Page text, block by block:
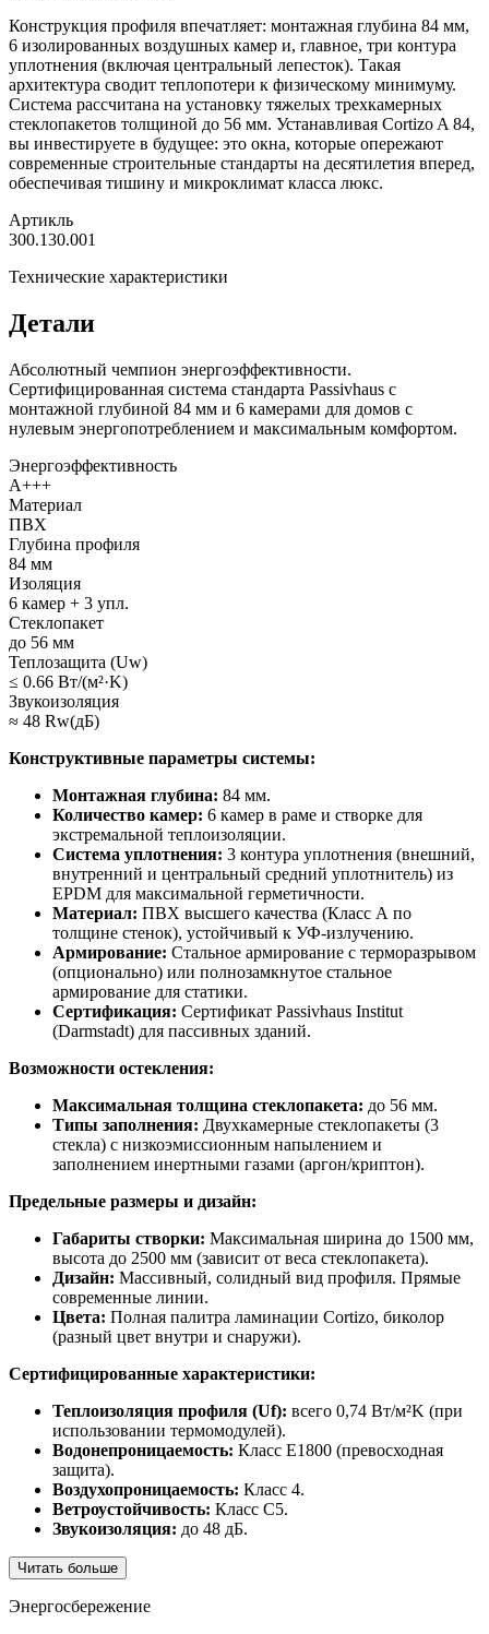
Конструкция профиля впечатляет: монтажная глубина 84 мм,
6 изолированных воздушных камер и, главное, три контура
уплотнения (включая центральный лепесток). Такая
архитектура сводит теплопотери к физическому минимуму.
Система рассчитана на установку тяжелых трехкамерных
стеклопакетов толщиной до 56 мм. Устанавливая Cortizo A 84,
вы инвестируете в будущее: это окна, которые опережают
современные строительные стандарты на десятилетия вперед,
обеспечивая тишину и микроклимат класса люкс.
Артикль
300.130.001
Технические характеристики
Детали
Абсолютный чемпион энергоэффективности.
Сертифицированная система стандарта Passivhaus с
монтажной глубиной 84 мм и 6 камерами для домов с
нулевым энергопотреблением и максимальным комфортом.
Энергоэффективность
A+++
Материал
ПВХ
Глубина профиля
84 мм
Изоляция
6 камер + 3 упл.
Стеклопакет
до 56 мм
Теплозащита (Uw)
≤ 0.66 Вт/(м²·K)
Звукоизоляция
≈ 48 Rw(дБ)
Конструктивные параметры системы:
Монтажная глубина: 84 мм.
Количество камер: 6 камер в раме и створке для
экстремальной теплоизоляции.
Система уплотнения: 3 контура уплотнения (внешний,
внутренний и центральный средний уплотнитель) из
EPDM для максимальной герметичности.
Материал: ПВХ высшего качества (Класс А по
толщине стенок), устойчивый к УФ-излучению.
Армирование: Стальное армирование с терморазрывом
(опционально) или полнозамкнутое стальное
армирование для статики.
Сертификация: Сертификат Passivhaus Institut
(Darmstadt) для пассивных зданий.
Возможности остекления:
Максимальная толщина стеклопакета: до 56 мм.
Типы заполнения: Двухкамерные стеклопакеты (3
стекла) с низкоэмиссионным напылением и
заполнением инертными газами (аргон/криптон).
Предельные размеры и дизайн:
Габариты створки: Максимальная ширина до 1500 мм,
высота до 2500 мм (зависит от веса стеклопакета).
Дизайн: Массивный, солидный вид профиля. Прямые
современные линии.
Цвета: Полная палитра ламинации Cortizo, биколор
(разный цвет внутри и снаружи).
Сертифицированные характеристики:
Теплоизоляция профиля (Uf): всего 0,74 Вт/м²K (при
использовании термомодулей).
Водонепроницаемость: Класс E1800 (превосходная
защита).
Воздухопроницаемость: Класс 4.
Ветроустойчивость: Класс C5.
Звукоизоляция: до 48 дБ.
Читать больше
Энергосбережение